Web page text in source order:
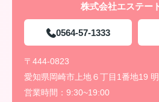
株式会社エステー
0564-57-1333
〒444-0823
愛知県岡崎市上地６丁目1番地19
営業時間： 9:30~19:00